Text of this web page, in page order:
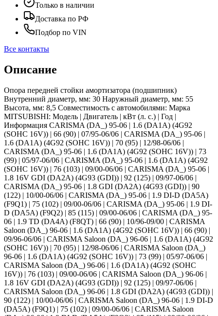
Только в наличии
Доставка по РФ
Подбор по VIN
Все контакты
Описание
Опора передней стойки амортизатора (подшипник)
Внутренний диаметр, мм: 30 Наружный диаметр, мм: 55
Высота, мм: 8,5 Совместимость с автомобилями: Марка
MITSUBISHI: Модель | Двигатель | кВт (л. с.) | Год |
Информация CARISMA (DA_) 95-06 | 1.6 (DA1A) (4G92
(SOHC 16V)) | 66 (90) | 07/95-06/06 | CARISMA (DA_) 95-06 |
1.6 (DA1A) (4G92 (SOHC 16V)) | 70 (95) | 12/98-06/06 |
CARISMA (DA_) 95-06 | 1.6 (DA1A) (4G92 (SOHC 16V)) | 73
(99) | 05/97-06/06 | CARISMA (DA_) 95-06 | 1.6 (DA1A) (4G92
(SOHC 16V)) | 76 (103) | 09/00-06/06 | CARISMA (DA_) 95-06 |
1.8 16V GDI (DA2A) (4G93 (GDI)) | 92 (125) | 09/97-06/06 |
CARISMA (DA_) 95-06 | 1.8 GDI (DA2A) (4G93 (GDI)) | 90
(122) | 10/00-06/06 | CARISMA (DA_) 95-06 | 1.9 DI-D (DA5A)
(F9Q1) | 75 (102) | 09/00-06/06 | CARISMA (DA_) 95-06 | 1.9 DI-
D (DA5A) (F9Q2) | 85 (115) | 09/00-06/06 | CARISMA (DA_) 95-
06 | 1.9 TD (DA4A) (F8QT) | 66 (90) | 10/96-09/00 | CARISMA
Saloon (DA_) 96-06 | 1.6 (DA1A) (4G92 (SOHC 16V)) | 66 (90) |
09/96-06/06 | CARISMA Saloon (DA_) 96-06 | 1.6 (DA1A) (4G92
(SOHC 16V)) | 70 (95) | 12/98-06/06 | CARISMA Saloon (DA_)
96-06 | 1.6 (DA1A) (4G92 (SOHC 16V)) | 73 (99) | 05/97-06/06 |
CARISMA Saloon (DA_) 96-06 | 1.6 (DA1A) (4G92 (SOHC
16V)) | 76 (103) | 09/00-06/06 | CARISMA Saloon (DA_) 96-06 |
1.8 16V GDI (DA2A) (4G93 (GDI)) | 92 (125) | 09/97-06/06 |
CARISMA Saloon (DA_) 96-06 | 1.8 GDI (DA2A) (4G93 (GDI)) |
90 (122) | 10/00-06/06 | CARISMA Saloon (DA_) 96-06 | 1.9 DI-D
(DA5A) (F9Q1) | 75 (102) | 09/00-06/06 | CARISMA Saloon